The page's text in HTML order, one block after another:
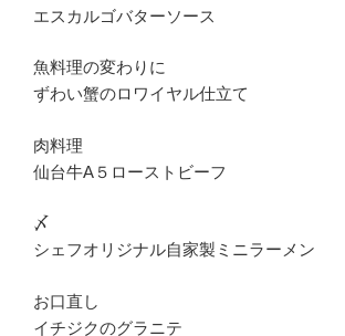
エスカルゴバターソース
魚料理の変わりに
ずわい蟹のロワイヤル仕立て
肉料理
仙台牛A５ローストビーフ
〆
シェフオリジナル自家製ミニラーメン
お口直し
イチジクのグラニテ